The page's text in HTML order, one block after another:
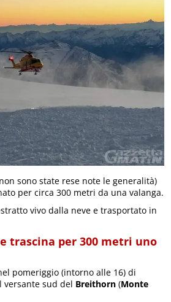
sono state rese note le generalità)
per circa 300 metri da una valanga.
vivo dalla neve e trasportato in
trascina per 300 metri uno
pomeriggio (intorno alle 16) di
versante sud del Breithorn (Monte